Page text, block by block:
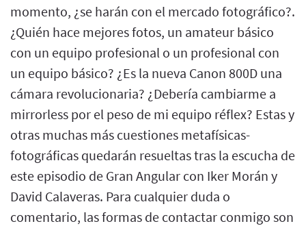
momento, ¿se harán con el mercado fotográfico?.
¿Quién hace mejores fotos, un amateur básico
con un equipo profesional o un profesional con
un equipo básico? ¿Es la nueva Canon 800D una
cámara revolucionaria? ¿Debería cambiarme a
mirrorless por el peso de mi equipo réflex? Estas y
otras muchas más cuestiones metafísicas-
fotográficas quedarán resueltas tras la escucha de
este episodio de Gran Angular con Iker Morán y
David Calaveras. Para cualquier duda o
comentario, las formas de contactar conmigo son